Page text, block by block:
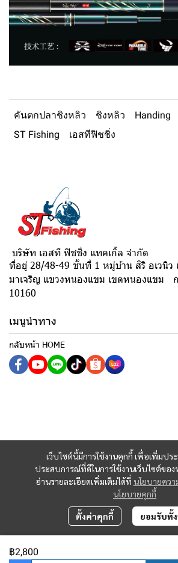
คันตกปลาชิงหลิว ชิงหลิว Handing
ST Fishing
เอสทีฟิชชิ่ง
฿2,800
เว็บไซต์นี้มีการใช้งานคุกกี้ เพื่อเพิ่มป
ประสบการณ์ที่ดีในการใช้งานเว็บไซต์ขอ
อ่านรายละเอียดเพิ่มเติมได้ที่ นโยบายคว
นโยบายคุกกี้
ตั้งค่าคุกกี้ ยอมรับทั้
บริษัท เอสที ฟิชชิ่ง แทคเกิ้ล จำกัด
ที่อยู่ 28/48-49 ชั้นที่ 1 หมู่บ้าน สิริ อเวนิว
มาเจริญ แขวงหนองแขม เขตหนองแขม
10160
เมนูนำทาง
กลับหน้า HOME
Copyright 2023 | All Rights Reserved |